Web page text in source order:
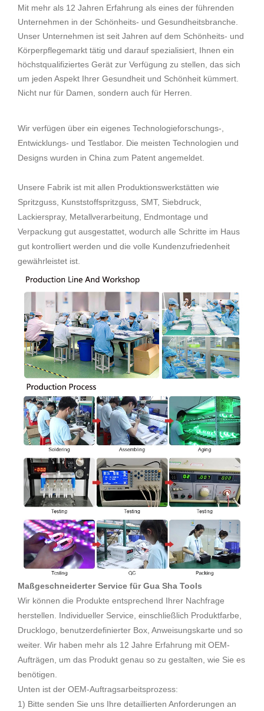
Mit mehr als 12 Jahren Erfahrung als eines der führenden
Unternehmen in der Schönheits- und Gesundheitsbranche.
Unser Unternehmen ist seit Jahren auf dem Schönheits- und
Körperpflegemarkt tätig und darauf spezialisiert, Ihnen ein
höchstqualifiziertes Gerät zur Verfügung zu stellen, das sich
um jeden Aspekt Ihrer Gesundheit und Schönheit kümmert.
Nicht nur für Damen, sondern auch für Herren.
Wir verfügen über ein eigenes Technologieforschungs-,
Entwicklungs- und Testlabor. Die meisten Technologien und
Designs wurden in China zum Patent angemeldet.
Unsere Fabrik ist mit allen Produktionswerkstätten wie
Spritzguss, Kunststoffspritzguss, SMT, Siebdruck,
Lackierspray, Metallverarbeitung, Endmontage und
Verpackung gut ausgestattet, wodurch alle Schritte im Haus
gut kontrolliert werden und die volle Kundenzufriedenheit
gewährleistet ist.
Maßgeschneiderter Service für Gua Sha Tools
Wir können die Produkte entsprechend Ihrer Nachfrage
herstellen. Individueller Service, einschließlich Produktfarbe,
Drucklogo, benutzerdefinierter Box, Anweisungskarte und so
weiter. Wir haben mehr als 12 Jahre Erfahrung mit OEM-
Aufträgen, um das Produkt genau so zu gestalten, wie Sie es
benötigen.
Unten ist der OEM-Auftragsarbeitsprozess:
1) Bitte senden Sie uns Ihre detaillierten Anforderungen an